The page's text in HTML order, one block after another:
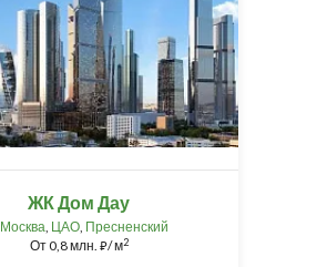
ЖК Дом Дау
Москва, ЦАО, Пресненский
От0,8 млн. ⃏/ м2